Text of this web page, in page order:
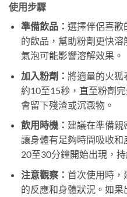
使用步驟
準備飲品： 選擇伴侶喜歡
的飲品，幫助粉劑更快
氣泡可能影響溶解效果。
加入粉劑： 將適量的火狐
約10至15秒，直至粉劑
會留下殘渣或沉澱物。
飲用時機： 建議在準備親
讓身體有足夠時間吸收
20至30分鐘開始出現，
注意觀察： 首次使用時，
的反應和身體狀況。如